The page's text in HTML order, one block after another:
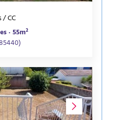
/ CC
· 55m²